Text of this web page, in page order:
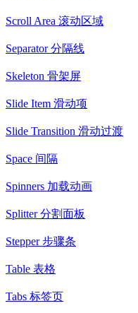
Scroll Area 滚动区域
Separator 分隔线
Skeleton 骨架屏
Slide Item 滑动项
Slide Transition 滑动过渡
Space 间隔
Spinners 加载动画
Splitter 分割面板
Stepper 步骤条
Table 表格
Tabs 标签页